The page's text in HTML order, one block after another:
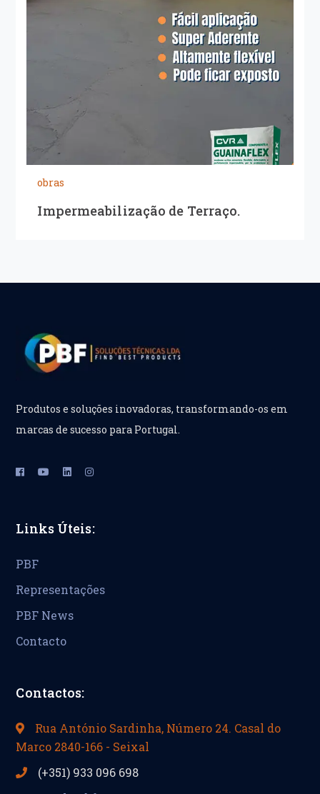
obras
Impermeabilização de Terraço.
Produtos e soluções inovadoras, transformando-os em
marcas de sucesso para Portugal.
Links Úteis:
PBF
Representações
PBF News
Contacto
Contactos:
Rua António Sardinha, Número 24. Casal do
Marco 2840-166 - Seixal
(+351) 933 096 698